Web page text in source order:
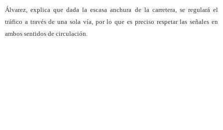
Álvarez, explica que dada la escasa anchura de la carretera, se regulará el
tráfico a través de una sola vía, por lo que es preciso respetar las señales en
ambos sentidos de circulación.